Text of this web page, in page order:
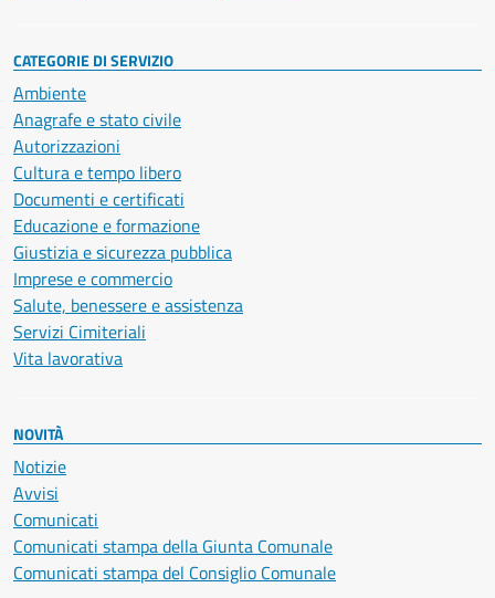
CATEGORIE DI SERVIZIO
Ambiente
Anagrafe e stato civile
Autorizzazioni
Cultura e tempo libero
Documenti e certificati
Educazione e formazione
Giustizia e sicurezza pubblica
Imprese e commercio
Salute, benessere e assistenza
Servizi Cimiteriali
Vita lavorativa
NOVITÀ
Notizie
Avvisi
Comunicati
Comunicati stampa della Giunta Comunale
Comunicati stampa del Consiglio Comunale